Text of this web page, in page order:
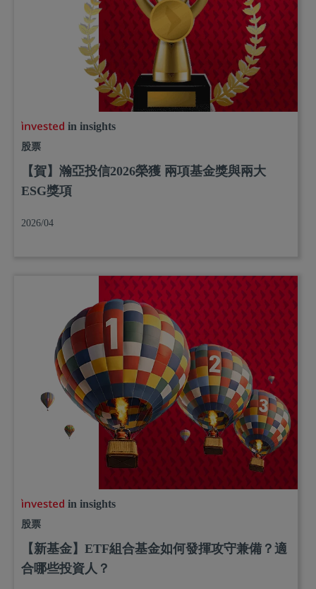
in insights
股票
【賀】瀚亞投信2026榮獲 兩項基金獎與兩大
ESG獎項
2026/04
in insights
股票
【新基金】ETF組合基金如何發揮攻守兼備？適
合哪些投資人？